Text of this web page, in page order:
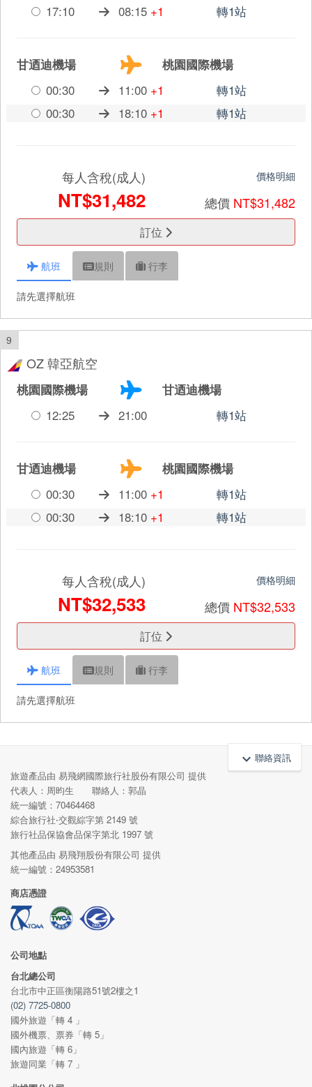
17:10 08:15 +1 轉1站
甘迺迪機場
桃園國際機場
00:30
11:00 +1
轉1站
00:30
18:10 +1 轉1站
每人含稅(成人)
NT$31,482
價格明細
總價 NT$31,482
訂位
航班 規則 行李
請先選擇航班
9
OZ 韓亞航空
桃園國際機場
甘迺迪機場
12:25
21:00 轉1站
甘迺迪機場
桃園國際機場
00:30
11:00 +1
轉1站
00:30
18:10 +1 轉1站
每人含稅(成人)
NT$32,533
價格明細
總價 NT$32,533
訂位
航班 規則 行李
請先選擇航班
keyboard_arrow_up 聯絡資訊
旅遊產品由 易飛網國際旅行社股份有限公司 提供
代表人：周昀生 聯絡人：郭晶
統一編號：70464468
綜合旅行社‧交觀綜字第 2149 號
旅行社品保協會品保字第北 1997 號
其他產品由 易飛翔股份有限公司 提供
統一編號：24953581
商店憑證
公司地點
台北總公司
台北市中正區衡陽路51號2樓之1
(02) 7725-0800
國外旅遊「轉 4 」
國外機票、票券「轉 5」
國內旅遊「轉 6」
旅遊同業「轉 7 」